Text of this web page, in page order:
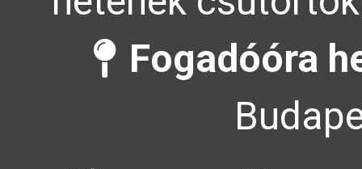
Fogadóóra